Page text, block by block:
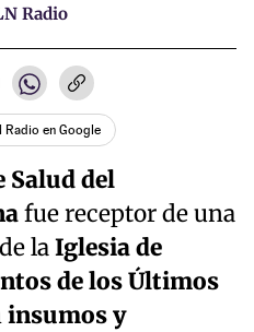
Radio
Radio en Google
Salud del
fue receptor de una
laIglesia de
de los Últimos
insumos y